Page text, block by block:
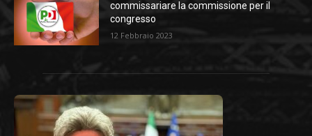
commissariare la commissione per il
congresso
12 Febbraio 2023